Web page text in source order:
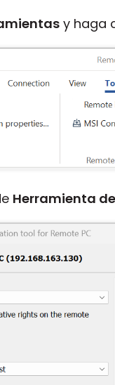
y haga
Herramienta